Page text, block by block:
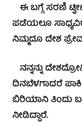
ಈ ಬಗ್ಗೆ ಸರಣಿ
ಪಡೆಯಲೂ
ನಿಮ್ಮದೂ ದೇಶ
ನನ್ನನ್ನು
ದಿನಬೆಳಗಾದರೆ
ಬಿರಿಯಾನಿ ತಿಂದು
ನೀಡಿದ್ದಾರೆ.